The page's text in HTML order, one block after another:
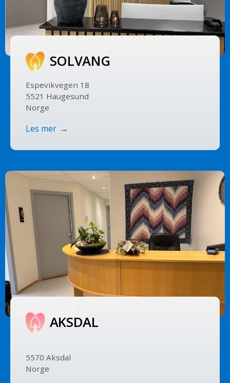
SOLVANG
Espevikvegen 18
5521 Haugesund
Norge
Les mer
AKSDAL
5570 Aksdal
Norge